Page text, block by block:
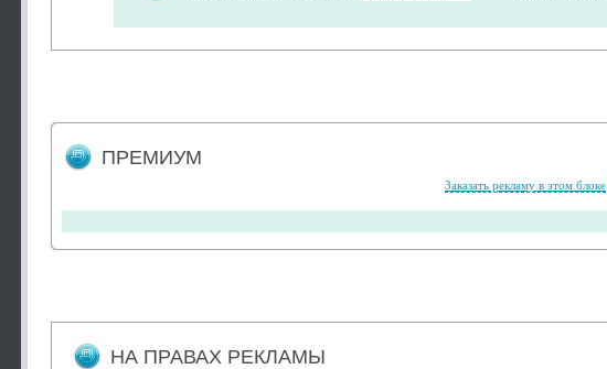
ПРЕМИУМ
Заказать рекламу в этом блоке
НА ПРАВАХ РЕКЛАМЫ